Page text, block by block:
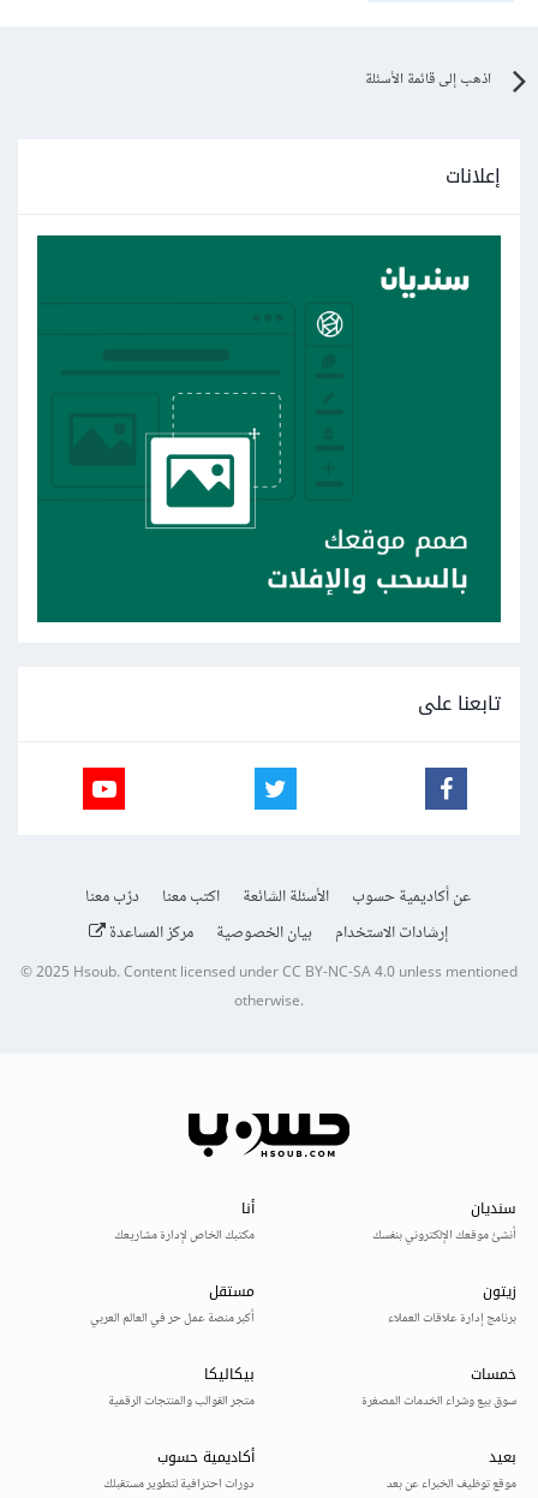
اذهب إلى قائمة الأسئلة
إعلانات
تابعنا على
عن أكاديمية حسوب الأسئلة الشائعة اكتب معنا
درّب معنا
إرشادات الاستخدام
بيان الخصوصية مركز المساعدة
© 2025Hsoub.Content licensed underCC BY-NC-SA 4.0unless mentioned
otherwise.